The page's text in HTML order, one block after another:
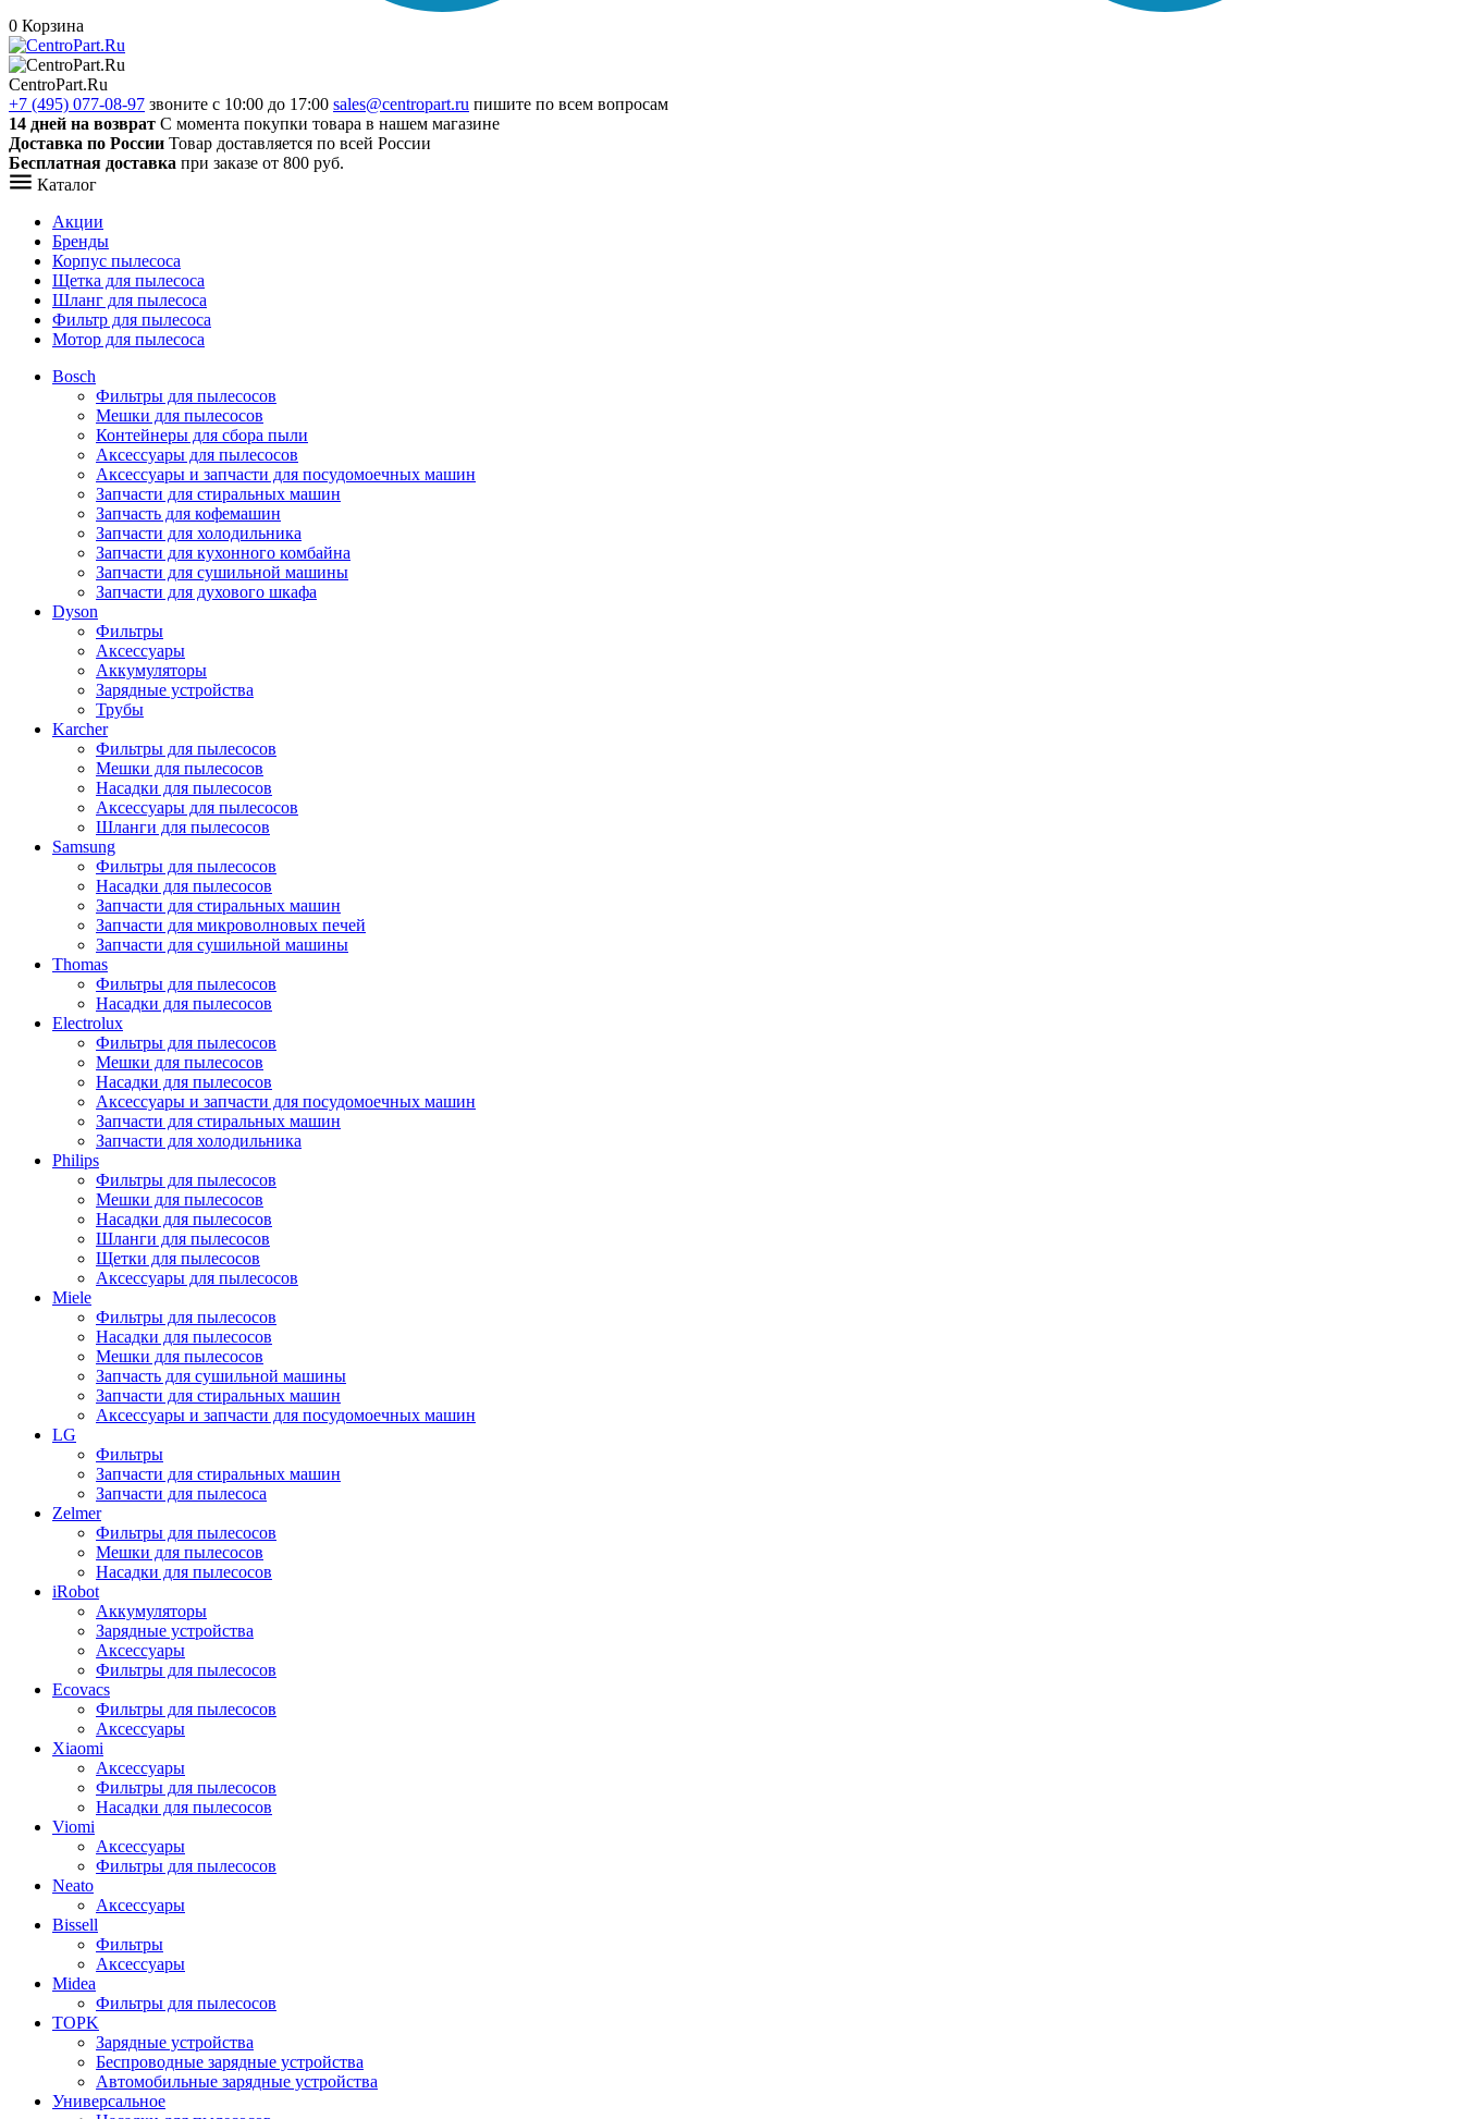
0 Корзина
CentroPart.Ru
+7 (495) 077-08-97 звоните с 10:00 до 17:00 sales@centropart.ru пишите по всем вопросам
14 дней на возврат С момента покупки товара в нашем магазине
Доставка по России Товар доставляется по всей России
Бесплатная доставка при заказе от 800 руб.
Каталог
Акции
Бренды
Корпус пылесоса
Щетка для пылесоса
Шланг для пылесоса
Фильтр для пылесоса
Мотор для пылесоса
Bosch
Фильтры для пылесосов
Мешки для пылесосов
Контейнеры для сбора пыли
Аксессуары для пылесосов
Аксессуары и запчасти для посудомоечных машин
Запчасти для стиральных машин
Запчасть для кофемашин
Запчасти для холодильника
Запчасти для кухонного комбайна
Запчасти для сушильной машины
Запчасти для духового шкафа
Dyson
Фильтры
Аксессуары
Аккумуляторы
Зарядные устройства
Трубы
Karcher
Фильтры для пылесосов
Мешки для пылесосов
Насадки для пылесосов
Аксессуары для пылесосов
Шланги для пылесосов
Samsung
Фильтры для пылесосов
Насадки для пылесосов
Запчасти для стиральных машин
Запчасти для микроволновых печей
Запчасти для сушильной машины
Thomas
Фильтры для пылесосов
Насадки для пылесосов
Electrolux
Фильтры для пылесосов
Мешки для пылесосов
Насадки для пылесосов
Аксессуары и запчасти для посудомоечных машин
Запчасти для стиральных машин
Запчасти для холодильника
Philips
Фильтры для пылесосов
Мешки для пылесосов
Насадки для пылесосов
Шланги для пылесосов
Щетки для пылесосов
Аксессуары для пылесосов
Miele
Фильтры для пылесосов
Насадки для пылесосов
Мешки для пылесосов
Запчасть для сушильной машины
Запчасти для стиральных машин
Аксессуары и запчасти для посудомоечных машин
LG
Фильтры
Запчасти для стиральных машин
Запчасти для пылесоса
Zelmer
Фильтры для пылесосов
Мешки для пылесосов
Насадки для пылесосов
iRobot
Аккумуляторы
Зарядные устройства
Аксессуары
Фильтры для пылесосов
Ecovacs
Фильтры для пылесосов
Аксессуары
Xiaomi
Аксессуары
Фильтры для пылесосов
Насадки для пылесосов
Viomi
Аксессуары
Фильтры для пылесосов
Neato
Аксессуары
Bissell
Фильтры
Аксессуары
Midea
Фильтры для пылесосов
TOPK
Зарядные устройства
Беспроводные зарядные устройства
Автомобильные зарядные устройства
Универсальное